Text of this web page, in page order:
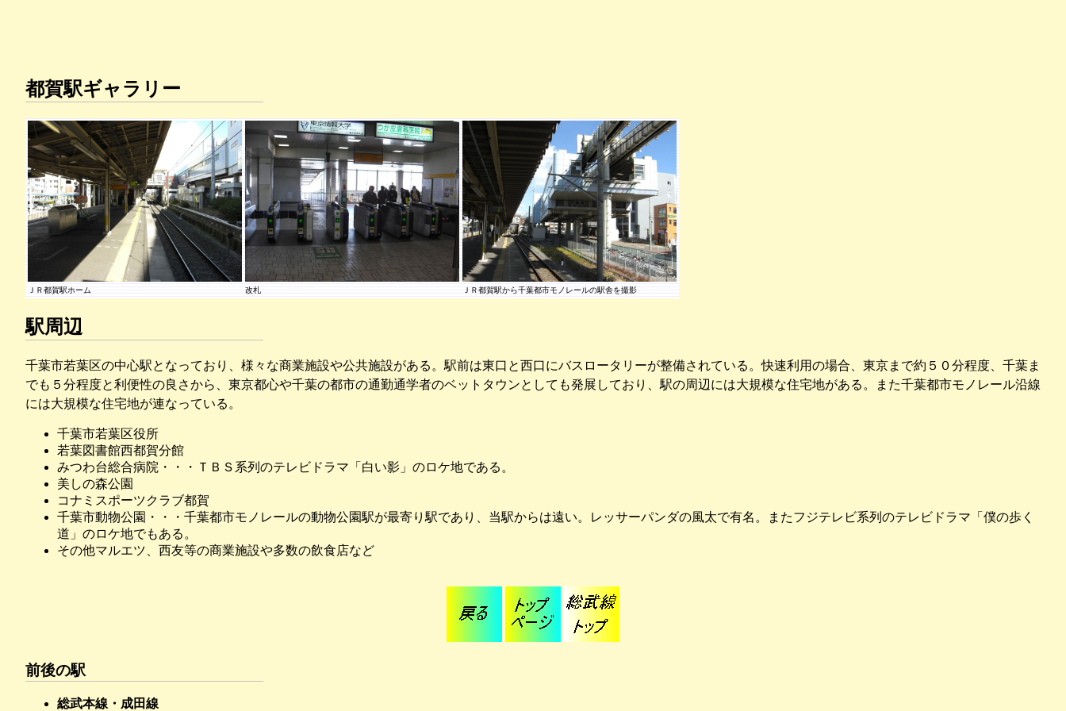
都賀駅ギャラリー
ＪＲ都賀駅ホーム 改札 ＪＲ都賀駅から千葉都市モノレールの駅舎を撮影
駅周辺
千葉市若葉区の中心駅となっており、様々な商業施設や公共施設がある。駅前は東口と西口にバスロータリーが整備されている。快速利用の場合、東京まで約５０分程度、千葉ま
でも５分程度と利便性の良さから、東京都心や千葉の都市の通勤通学者のベットタウンとしても発展しており、駅の周辺には大規模な住宅地がある。また千葉都市モノレール沿線
には大規模な住宅地が連なっている。
千葉市若葉区役所
若葉図書館西都賀分館
みつわ台総合病院・・・ＴＢＳ系列のテレビドラマ「白い影」のロケ地である。
美しの森公園
コナミスポーツクラブ都賀
千葉市動物公園・・・千葉都市モノレールの動物公園駅が最寄り駅であり、当駅からは遠い。レッサーパンダの風太で有名。またフジテレビ系列のテレビドラマ「僕の歩く
道」のロケ地でもある。
その他マルエツ、西友等の商業施設や多数の飲食店など
前後の駅
総武本線・成田線